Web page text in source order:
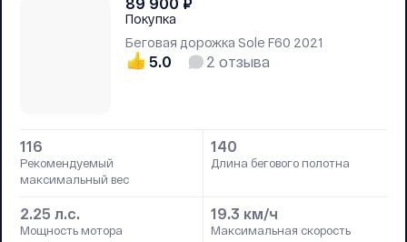
Покупка
Беговая дорожка Sole F60 2021
5.0 2 отзыва
116
Рекомендуемый
максимальный вес
140
Длина бегового полотна
2.25 л.с.
Мощность мотора
19.3 км/ч
Максимальная скорость